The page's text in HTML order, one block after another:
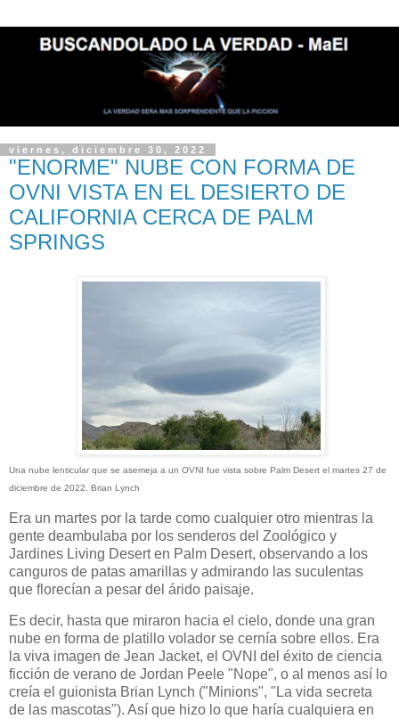
viernes, diciembre 30, 2022
"ENORME" NUBE CON FORMA DE
OVNI VISTA EN EL DESIERTO DE
CALIFORNIA CERCA DE PALM
SPRINGS
Una nube lenticular que se asemeja a un OVNI fue vista sobre Palm Desert el martes 27 de
diciembre de 2022. Brian Lynch
Era un martes por la tarde como cualquier otro mientras la
gente deambulaba por los senderos del Zoológico y
Jardines Living Desert en Palm Desert, observando a los
canguros de patas amarillas y admirando las suculentas
que florecían a pesar del árido paisaje.
Es decir, hasta que miraron hacia el cielo, donde una gran
nube en forma de platillo volador se cernía sobre ellos. Era
la viva imagen de Jean Jacket, el OVNI del éxito de ciencia
ficción de verano de Jordan Peele "Nope", o al menos así lo
creía el guionista Brian Lynch ("Minions", "La vida secreta
de las mascotas"). Así que hizo lo que haría cualquiera en